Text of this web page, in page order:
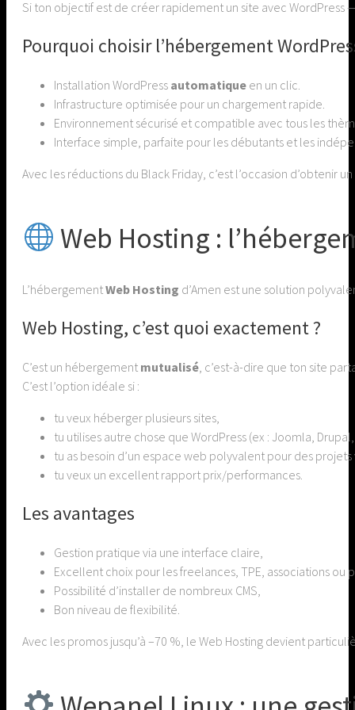
Si ton objectif est de créer rapidement un site avec
Pourquoi choisir l’hébergement
Installation WordPress automatique en un clic.
Infrastructure optimisée pour un chargement rapide.
Environnement sécurisé et compatible avec tous les
Interface simple, parfaite pour les débutants et les
Avec les réductions du Black Friday, c’est l’occasion
Web Hosting :
L’hébergementWeb Hosting d’Amen est une solution
Web Hosting, c’est quoi exactement ?
C’est un hébergement mutualisé, c’est-à-dire que ton site
C’est l’option idéale si :
tu veux héberger plusieurs sites,
tu utilises autre chose que WordPress (ex : Joomla,
tu as besoin d’un espace web polyvalent pour des projets
tu veux un excellent rapport prix/performances.
Les avantages
Gestion pratique via une interface claire,
Excellent choix pour les freelances, TPE, associations ou
Possibilité d’installer de nombreux CMS,
Bon niveau de flexibilité.
Avec les promos jusqu’à –70 %, le Web Hosting devient